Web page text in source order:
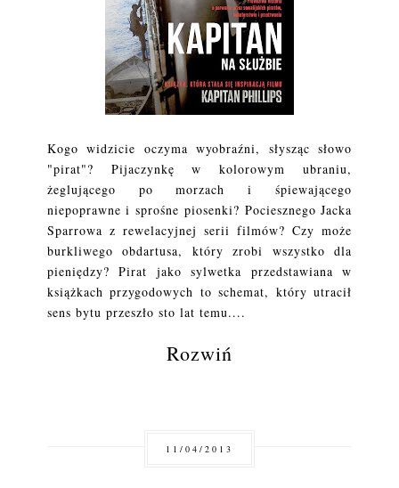
Kogo widzicie oczyma wyobraźni, słysząc słowo
"pirat"? Pijaczynkę w kolorowym ubraniu,
żeglującego po morzach i śpiewającego
niepoprawne i sprośne piosenki? Pociesznego Jacka
Sparrowa z rewelacyjnej serii filmów? Czy może
burkliwego obdartusa, który zrobi wszystko dla
pieniędzy? Pirat jako sylwetka przedstawiana w
książkach przygodowych to schemat, który utracił
sens bytu przeszło sto lat temu....
Rozwiń
11/04/2013